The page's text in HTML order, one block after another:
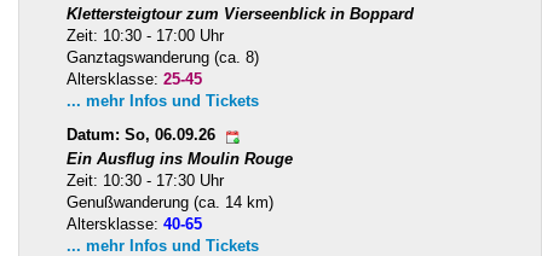
Klettersteigtour zum Vierseenblick in Boppard
Zeit: 10:30 - 17:00 Uhr
Ganztagswanderung (ca. 8)
Altersklasse: 25-45
... mehr Infos und Tickets
Datum: So, 06.09.26
Ein Ausflug ins Moulin Rouge
Zeit: 10:30 - 17:30 Uhr
Genußwanderung (ca. 14 km)
Altersklasse: 40-65
... mehr Infos und Tickets